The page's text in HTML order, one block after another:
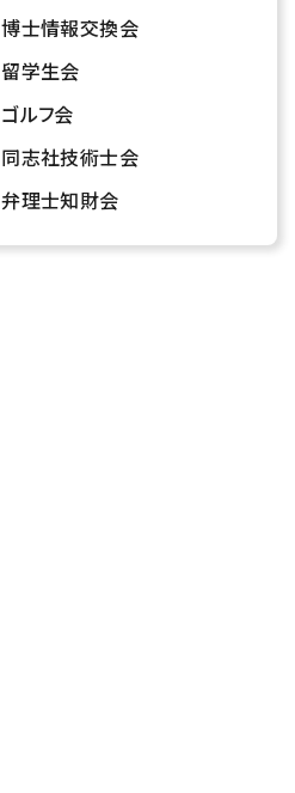
博士情報交換会
留学生会
ゴルフ会
同志社技術士会
弁理士知財会